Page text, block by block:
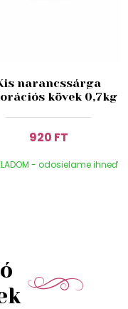
narancssárga
kövek 0,7kg
920 FT
- odosielame ihneď